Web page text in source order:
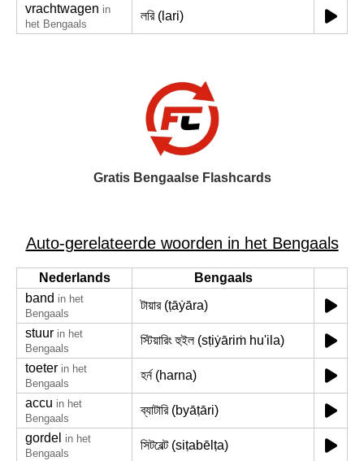
vrachtwagen in
het Bengaals
লরি (lari)
Gratis Bengaalse Flashcards
Auto-gerelateerde woorden in het Bengaals
Nederlands
Bengaals
band in het
Bengaals
টায়ার (ṭāẏāra)
stuur in het
Bengaals
স্টিয়ারিং হুইল (sṭiẏāriṁ hu'ila)
toeter in het
Bengaals
হর্ন (harna)
accu in het
Bengaals
ব্যাটারি (byāṭāri)
gordel in het
Bengaals
সিটবেল্ট (siṭabēlṭa)